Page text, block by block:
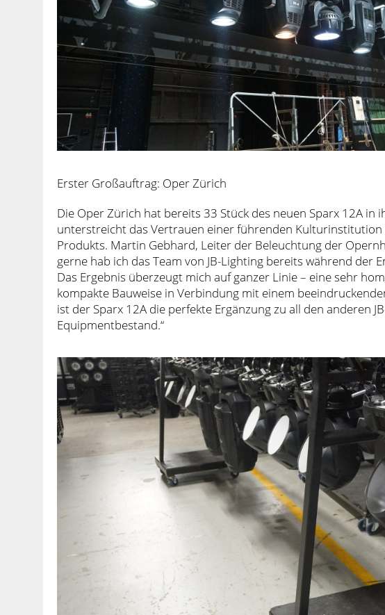
Erster Großauftrag: Oper Zürich
Die Oper Zürich hat bereits 33 Stück des neuen Sparx 12A in
unterstreicht das Vertrauen einer führenden Kulturinstitution
Produkts. Martin Gebhard, Leiter der Beleuchtung der
gerne hab ich das Team von JB-Lighting bereits während der
Das Ergebnis überzeugt mich auf ganzer Linie – eine sehr
kompakte Bauweise in Verbindung mit einem
ist der Sparx 12A die perfekte Ergänzung zu all den anderen
Equipmentbestand.“